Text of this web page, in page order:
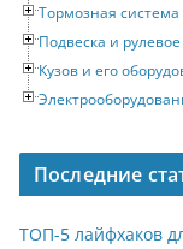
Тормозная система
Подвеска и
Кузов и его
Последние
ТОП-5 лайфхаков